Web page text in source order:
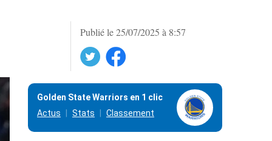
Publié le 25/07/2025 à 8:57
Facebook
Golden State Warriors en 1 clic
Actus
Stats Classement